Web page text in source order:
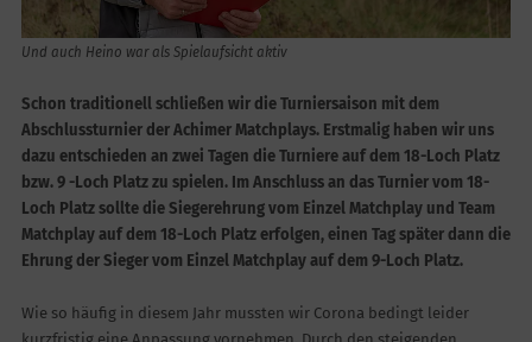
Und auch Heino war als Spielaufsicht aktiv
Schon traditionell schließen wir die Turniersaison mit dem
Abschlussturnier der Achimer Matchplays. Erstmalig haben wir uns
dazu entschieden an zwei Tagen die Turniere auf dem 18-Loch Platz
bzw. 9 -Loch Platz zu spielen. Im Anschluss an das Turnier vom 18-
Loch Platz sollte die Siegerehrung vom Einzel Matchplay und Team
Matchplay auf dem 18-Loch Platz erfolgen, einen Tag später dann die
Ehrung der Sieger vom Einzel Matchplay auf dem 9-Loch Platz.
Wie so häufig in diesem Jahr mussten wir Corona bedingt leider